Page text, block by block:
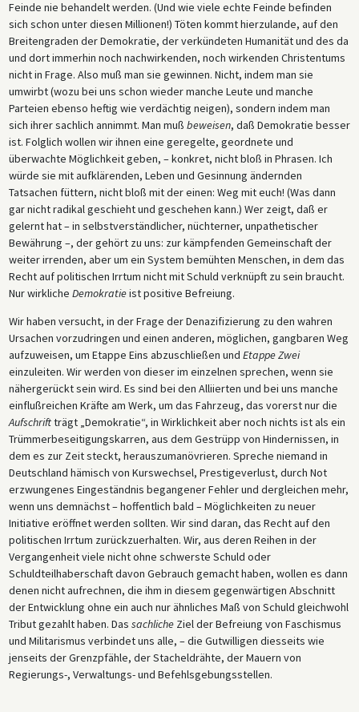
Feinde nie behandelt werden. (Und wie viele echte Feinde befinden
sich schon unter diesen Millionen!) Töten kommt hierzulande, auf den
Breitengraden der Demokratie, der verkündeten Humanität und des da
und dort immerhin noch nachwirkenden, noch wirkenden Christentums
nicht in Frage. Also muß man sie gewinnen. Nicht, indem man sie
umwirbt (wozu bei uns schon wieder manche Leute und manche
Parteien ebenso heftig wie verdächtig neigen), sondern indem man
sich ihrer sachlich annimmt. Man muß beweisen, daß Demokratie besser
ist. Folglich wollen wir ihnen eine geregelte, geordnete und
überwachte Möglichkeit geben, – konkret, nicht bloß in Phrasen. Ich
würde sie mit aufklärenden, Leben und Gesinnung ändernden
Tatsachen füttern, nicht bloß mit der einen: Weg mit euch! (Was dann
gar nicht radikal geschieht und geschehen kann.) Wer zeigt, daß er
gelernt hat – in selbstverständlicher, nüchterner, unpathetischer
Bewährung –, der gehört zu uns: zur kämpfenden Gemeinschaft der
weiter irrenden, aber um ein System bemühten Menschen, in dem das
Recht auf politischen Irrtum nicht mit Schuld verknüpft zu sein braucht.
Nur wirkliche Demokratieist positive Befreiung.
Wir haben versucht, in der Frage der Denazifizierung zu den wahren
Ursachen vorzudringen und einen anderen, möglichen, gangbaren Weg
aufzuweisen, um Etappe Eins abzuschließen und Etappe Zwei
einzuleiten. Wir werden von dieser im einzelnen sprechen, wenn sie
nähergerückt sein wird. Es sind bei den Alliierten und bei uns manche
einflußreichen Kräfte am Werk, um das Fahrzeug, das vorerst nur die
Aufschriftträgt „Demokratie“, in Wirklichkeit aber noch nichts ist als ein
Trümmerbeseitigungskarren, aus dem Gestrüpp von Hindernissen, in
dem es zur Zeit steckt, herauszumanövrieren. Spreche niemand in
Deutschland hämisch von Kurswechsel, Prestigeverlust, durch Not
erzwungenes Eingeständnis begangener Fehler und dergleichen mehr,
wenn uns demnächst – hoffentlich bald – Möglichkeiten zu neuer
Initiative eröffnet werden sollten. Wir sind daran, das Recht auf den
politischen Irrtum zurückzuerhalten. Wir, aus deren Reihen in der
Vergangenheit viele nicht ohne schwerste Schuld oder
Schuldteilhaberschaft davon Gebrauch gemacht haben, wollen es dann
denen nicht aufrechnen, die ihm in diesem gegenwärtigen Abschnitt
der Entwicklung ohne ein auch nur ähnliches Maß von Schuld gleichwohl
Tribut gezahlt haben. Das sachlicheZiel der Befreiung von Faschismus
und Militarismus verbindet uns alle, – die Gutwilligen diesseits wie
jenseits der Grenzpfähle, der Stacheldrähte, der Mauern von
Regierungs-, Verwaltungs- und Befehlsgebungsstellen.